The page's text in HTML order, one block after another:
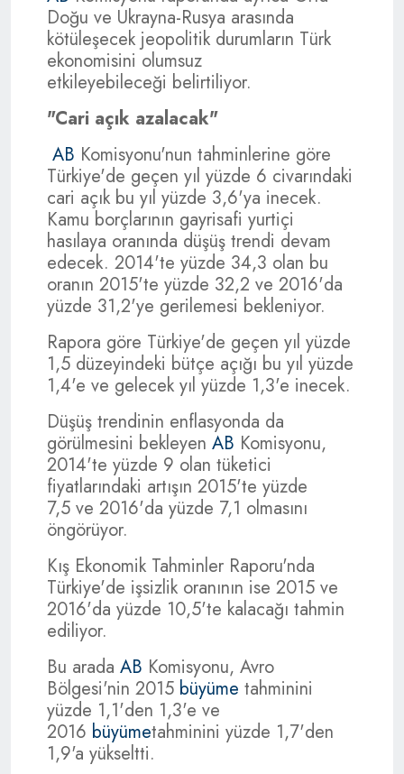
Doğu ve Ukrayna-Rusya arasında
kötüleşecek jeopolitik durumların Türk
ekonomisini olumsuz
etkileyebileceği belirtiliyor.
"Cari açık azalacak"
AB Komisyonu'nun tahminlerine göre
Türkiye'de geçen yıl yüzde 6 civarındaki
cari açık bu yıl yüzde 3,6'ya inecek.
Kamu borçlarının gayrisafi yurtiçi
hasılaya oranında düşüş trendi devam
edecek. 2014'te yüzde 34,3 olan bu
oranın 2015'te yüzde 32,2 ve 2016'da
yüzde 31,2'ye gerilemesi bekleniyor.
Rapora göre Türkiye'de geçen yıl yüzde
1,5 düzeyindeki bütçe açığı bu yıl yüzde
1,4'e ve gelecek yıl yüzde 1,3'e inecek.
Düşüş trendinin enflasyonda da
görülmesini bekleyen AB Komisyonu,
2014'te yüzde 9 olan tüketici
fiyatlarındaki artışın 2015'te yüzde
7,5 ve 2016'da yüzde 7,1 olmasını
öngörüyor.
Kış Ekonomik Tahminler Raporu'nda
Türkiye'de işsizlik oranının ise 2015 ve
2016'da yüzde 10,5'te kalacağı tahmin
ediliyor.
Bu arada AB Komisyonu, Avro
Bölgesi'nin 2015 büyüme tahminini
yüzde 1,1'den 1,3'e ve
2016 büyümetahminini yüzde 1,7'den
1,9'a yükseltti.